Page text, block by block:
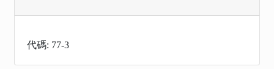
代碼: 77-3